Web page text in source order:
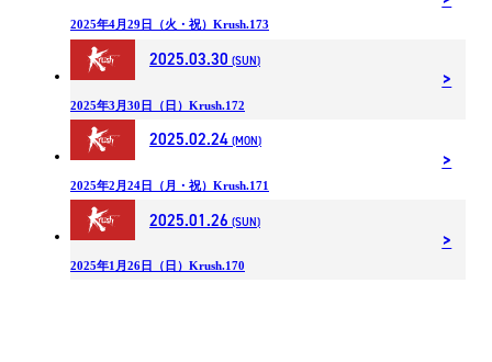
2025年4月29日（火・祝）Krush.173
2025.03.30 (SUN)
2025年3月30日（日）Krush.172
2025.02.24 (MON)
2025年2月24日（月・祝）Krush.171
2025.01.26 (SUN)
2025年1月26日（日）Krush.170